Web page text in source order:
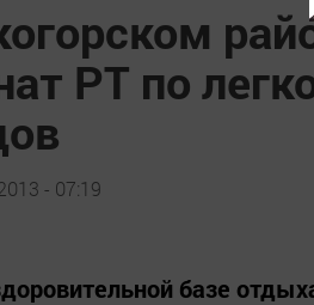
РТ по
- 07:19
базе